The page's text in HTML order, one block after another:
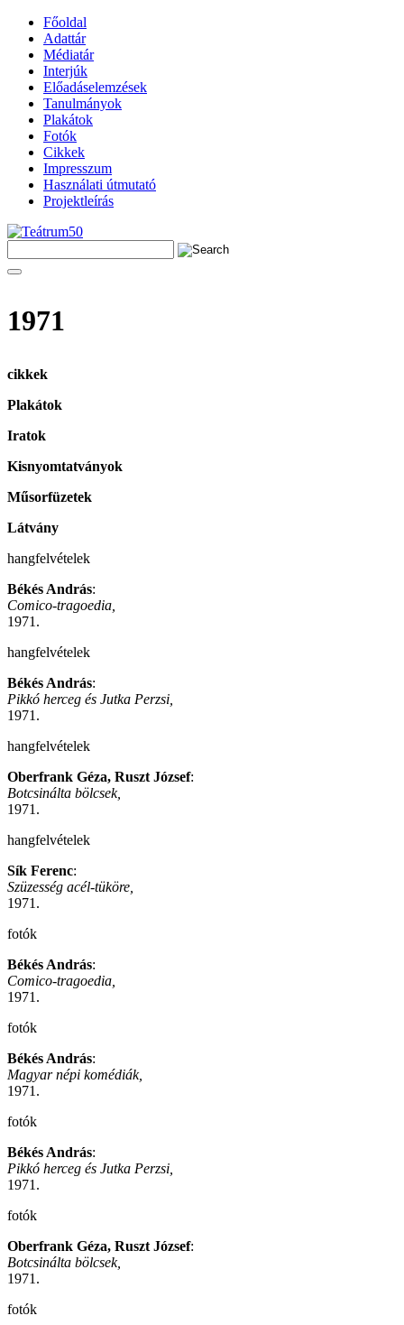
Főoldal
Adattár
Médiatár
Interjúk
Előadáselemzések
Tanulmányok
Plakátok
Fotók
Cikkek
Impresszum
Használati útmutató
Projektleírás
1971
cikkek
Plakátok
Iratok
Kisnyomtatványok
Műsorfüzetek
Látvány
hangfelvételek
Békés András:
Comico-tragoedia,
1971.
hangfelvételek
Békés András:
Pikkó herceg és Jutka Perzsi,
1971.
hangfelvételek
Oberfrank Géza, Ruszt József:
Botcsinálta bölcsek,
1971.
hangfelvételek
Sík Ferenc:
Szüzesség acél-tüköre,
1971.
fotók
Békés András:
Comico-tragoedia,
1971.
fotók
Békés András:
Magyar népi komédiák,
1971.
fotók
Békés András:
Pikkó herceg és Jutka Perzsi,
1971.
fotók
Oberfrank Géza, Ruszt József:
Botcsinálta bölcsek,
1971.
fotók